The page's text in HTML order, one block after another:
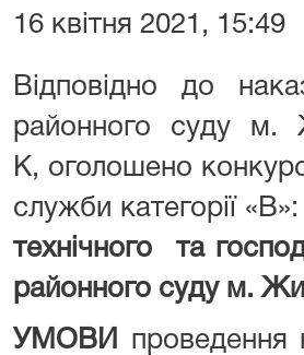
16 квітня 2021, 15:49
Відповідно до
районного суду
К, оголошено
служби категорії «В»:
технічного та
районного суду м.
УМОВИ
проведення